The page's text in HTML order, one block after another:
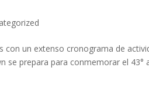
con un extenso cronograma de
se prepara para conmemorar el 43°